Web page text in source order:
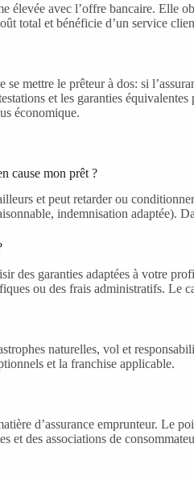
avec l’offre bancaire. Elle
total et bénéficie d’un service
mettre le prêteur à dos: si
et les garanties
économique.
cause mon prêt ?
et peut retarder ou
indemnisation adaptée).
des garanties adaptées à votre
ou des frais administratifs.
naturelles, vol et
et la franchise applicable.
d’assurance emprunteur. Le
et des associations de